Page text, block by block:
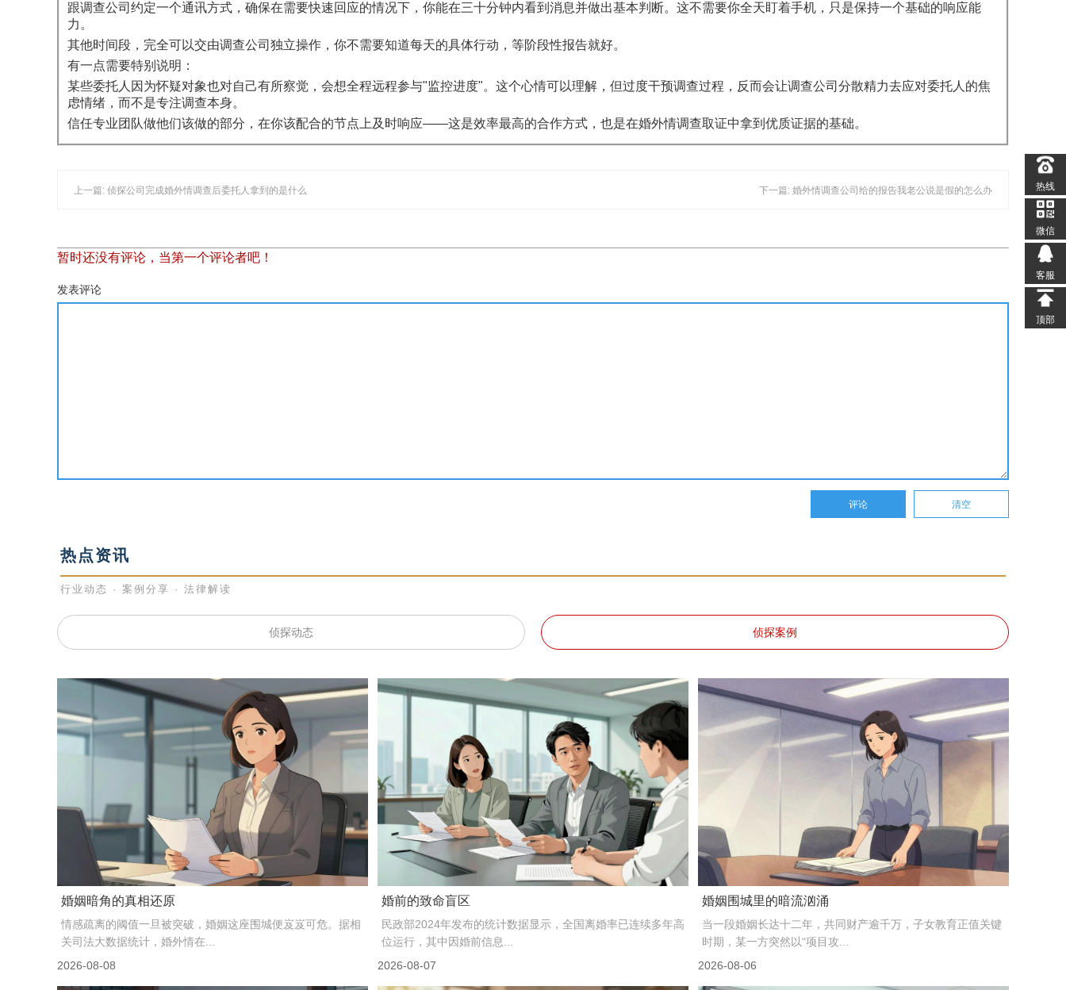
跟调查公司约定一个通讯方式，确保在需要快速回应的情况下，你能在三十分钟内看到消息并做出基本判断。这不需要你全天盯着手机，只是保持一个基础的响应能
力。
其他时间段，完全可以交由调查公司独立操作，你不需要知道每天的具体行动，等阶段性报告就好。
有一点需要特别说明：
某些委托人因为怀疑对象也对自己有所察觉，会想全程远程参与"监控进度"。这个心情可以理解，但过度干预调查过程，反而会让调查公司分散精力去应对委托人的焦
虑情绪，而不是专注调查本身。
信任专业团队做他们该做的部分，在你该配合的节点上及时响应——这是效率最高的合作方式，也是在婚外情调查取证中拿到优质证据的基础。
上一篇: 侦探公司完成婚外情调查后委托人拿到的是什么 下一篇: 婚外情调查公司给的报告我老公说是假的怎么办
暂时还没有评论，当第一个评论者吧！
发表评论
热点资讯
行业动态 · 案例分享 · 法律解读
侦探动态 侦探案例
婚姻暗角的真相还原
情感疏离的阈值一旦被突破，婚姻这座围城便岌岌可危。据相
关司法大数据统计，婚外情在...
2026-08-08
婚前的致命盲区
民政部2024年发布的统计数据显示，全国离婚率已连续多年高
位运行，其中因婚前信息...
2026-08-07
婚姻围城里的暗流汹涌
当一段婚姻长达十二年，共同财产逾千万，子女教育正值关键
时期，某一方突然以“项目攻...
2026-08-06
热线
微信
客服
顶部